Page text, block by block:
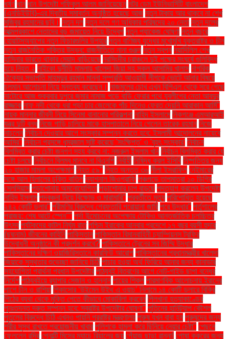
ধর্ষণ ধান ধান উপদেষ্টা শফিকুল আলম জানিয়েছেন নটর ডেম ইউনিভার্সিটি বাংলাদেশ
(এনডিইউবি)-এর দ্বিতীয় সমাবর্তন অনুষ্ঠিত হয়েছে আজ নতুন টাকায় আর থাকবে না শেখ
মুজিবুর রহমানের ছবি। নতুন দল নতুন দলে গণ অধিকার পরিষদের ২০ নেতা নতুন দলের
আত্মপ্রকাশে নেতাদের বড় জমায়েত নিয়ে উদ্বেগ নতুন প্যাকেজ ঘোষণা নতুন বছরে
হোয়াটসঅ্যাপের নতুন ফিচারগুলির উপহার নতুন বাণিজ্য যুদ্ধের মুখোমুখি যুক্তরাষ্ট্র ও চীন
নতুন রাজনৈতিক শক্তির উদ্ভব: রাজনীতিতে নানা গুঞ্জন নতুন স্বপ্ন নয়াদিল্লি শেখ
হাসিনার ভারতে থাকার মেয়াদ বাড়িয়েছে নরসিংদীর চরাঞ্চলে দুই পক্ষের সংঘর্ষে গুলিবিদ্ধ
হয়ে নিহত ২ নাইকো দুর্নীতি মামলায় খালেদা জিয়া সহ সকল আসামির খালাস নাগরিক
ঐক্যের সভাপতি মাহমুদুর রহমান মান্না সম্প্রতি আওয়ামী লীগকে ভোটে আনার বিষয়ে
চলমান আলোচনা নিয়ে মন্তব্য করেছেন। নাজমুলের চোখ এখন বিপিএল থেকে সরে গেছে
নাটোরে আজ শুক্রবার দুপুরে জুমার নামাজ পড়ে বাড়ি ফেরার পথে যুবলীগের নেতা আবদুর
রাজ্জাক নাফ নদী থেকে ধরা পড়া চার জেলেকে পাঁচ দিনেও ফেরত দেয়নি আরাকান আর্মি"
নায়ক মান্নার জীবনী নিয়ে সিনেমা বানানোর পরিকল্পনা নাহিদ ইসলামে নিকগঞ্জে এমআরআই
যন্ত্র দুটি বন্ধ নিজে গাড়ি চালিয়ে মাকে হাসপাতালে নিয়ে গেলেন তারেক রহমান নিজে
নাচলেন নির্বাচন দেওয়ার আগে সংস্কার সম্পন্ন করতে হবে: ইসলামী আন্দোলনের নায়েবে
আমির" নির্বাচন প্রসঙ্গে ধূম্রজাল সৃষ্টি করেছে 'সংক্ষিপ্ত' ও 'বৃহৎ সংস্কার' নির্বাচন
বিলম্বিত করার চেষ্টা জনগণ সহ্য করবে না: নজরুল ইসলাম খান নির্বাচন বিলম্বিত করার যে
চেষ্টা চলছে নির্বাচনে বিলম্ব মানবে না বিএনপি নির্বাহী নিষিদ্ধ করল ইসিবি নিষ্পত্তির জন্য
২০ হাজার মামলা অপেক্ষমাণ নিহত ৫৯" নিহত অন্তত ৩৬ নীলা ইসরাফিল নেইমারের
সঙ্গে আল হিলালের চুক্তি বাতিল ন্যাশনাল জিওগ্রাফি পঞ্চগড়ে তাপমাত্রা ১০ ডিগ্রি
সেলসিয়াস পড়াশোনায় অমনোযোগিতা পড়াশোনার চাপ বাড়ছে পদত্যাগ করলেন উপদেষ্টা
নাহিদ ইসলাম পদবঞ্চনা নিয়ে বিক্ষোভ ও মারামারি" পরবর্তীতে মৃত্যু পরিশোধিত হয়েছে
২৪২ কোটি ডলার" পরীমণির বিরুদ্ধে গ্রেফতারি পরোয়ানা জারি পরে উদ্ধার" পর্তুগালের
পরাজয়; শেষ আটে স্পেন"" পর্দা উন্মোচনের অপেক্ষায় টোকিও আন্তর্জাতিক চলচ্চিত্র
উৎসব পর্যটকদের কাটল নির্ঘুম রাত পশ্চিম ইরাকের আনবার প্রদেশে ১৭ বছর বয়সী হুদার
(ছদ্মনাম) জীবনের কাহিনি পাকিস্তান পাকিস্তান বিমানবাহিনী চ্যাম্পিয়নস ট্রফির
উদ্বোধনী অনুষ্ঠানে কী প্রদর্শন করবে? পাকিস্তানে ট্রেনের সব জিম্মি উদ্ধার
পাকিস্তানের দক্ষিণ ওয়াজিরিস্তানে কারফিউ আরোপ পাকিস্তানের প্রধানমন্ত্রীর খালেদা
জিয়াকে সুস্থতার শুভেচ্ছা জানিয়ে চিঠি পাচার হওয়া অর্থ ফিরিয়ে আনার জন্য কানাডার
সহযোগিতা প্রার্থনা প্রধান উপদেষ্টার পাঠ্যবই বিতরণের আগে নোট-গাইড ছাপা বন্ধের
নির্দেশ পাঠ্যবইয়ে র‍্যাপার সেজান ও হান্নান পায়ের শিকল পারমাণবিক আলোচনায় ইরানের
পাশে চীন ও রাশিয়া পিকাসোর ‘উইমেন উইথ এ ওয়াচ’ নিলামে ১৪ কোটি ডলারে বিক্রি
পিঠের ব্যথা থেকে মুক্তি পেতে কীভাবে মোকাবিলা করবেন পিলখানা হত্যাকাণ্ডের
পুনঃতদন্ত দ্রুত সম্পন্ন হবে: স্বরাষ্ট্র উপদেষ্টার ঘোষণা" পুতিনের হানিট্র্যাপ কৌশল
পুতুলের বিরুদ্ধে চিঠি এখনও পায়নি পররাষ্ট্র মন্ত্রণালয় পুরুষ যখন বাবা হন পুরুষদের জন্য
শরীর সুস্থ রাখতে প্রয়োজনীয় খাবার পুলিশকে হামলা করে ছিনিয়ে নেয়ার চেষ্টা" পেছনে
ফেললেন রদ্রি পেনাল্টি মিসের ম্যাচে রিয়ালের জয় পেঁয়াজ ছাড়া রান্না! পোষা কুকুরের জন্য